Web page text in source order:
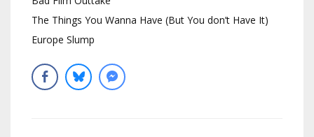
The Things You Wanna Have (But You don’t Have It)
Europe Slump